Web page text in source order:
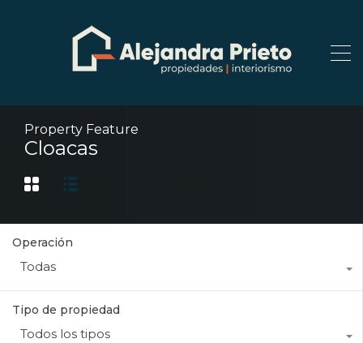
Property Feature
Cloacas
Operación
Todas
Tipo de propiedad
Todos los tipos